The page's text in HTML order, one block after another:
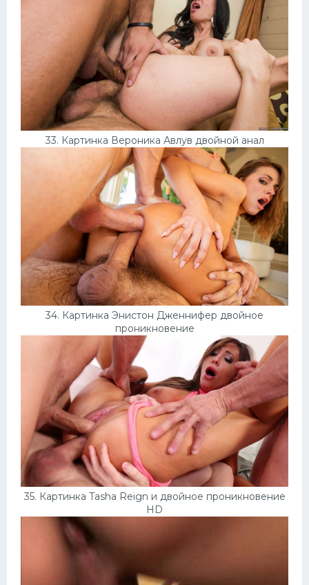
33. Картинка Вероника Авлув двойной анал
34. Картинка Энистон Дженнифер двойное
проникновение
35. Картинка Tasha Reign и двойное проникновение
HD